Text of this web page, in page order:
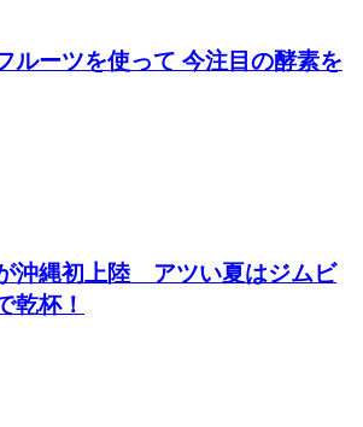
ルーツを使って 今注目の酵素を
沖縄初上陸 アツい夏はジムビ
乾杯！